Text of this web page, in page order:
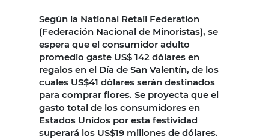
Según la National Retail Federation
(Federación Nacional de Minoristas), se
espera que el consumidor adulto
promedio gaste US$ 142 dólares en
regalos en el Día de San Valentín, de los
cuales US$41 dólares serán destinados
para comprar flores. Se proyecta que el
gasto total de los consumidores en
Estados Unidos por esta festividad
superará los US$19 millones de dólares.